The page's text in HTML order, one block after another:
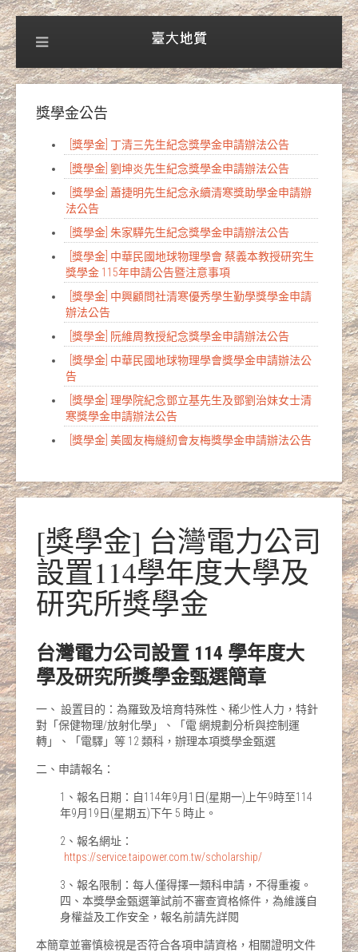
獎學金公告
[獎學金] 丁清三先生紀念獎學金申請辦法公告
[獎學金] 劉坤炎先生紀念獎學金申請辦法公告
[獎學金] 蕭捷明先生紀念永續清寒獎助學金申請辦
法公告
[獎學金] 朱家驊先生紀念獎學金申請辦法公告
[獎學金] 中華民國地球物理學會 蔡義本教授研究生
獎學金 115年申請公告暨注意事項
[獎學金] 中興顧問社清寒優秀學生勤學獎學金申請
辦法公告
[獎學金] 阮維周教授紀念獎學金申請辦法公告
[獎學金] 中華民國地球物理學會獎學金申請辦法公
告
[獎學金] 理學院紀念鄧立基先生及鄧劉治妹女士清
寒獎學金申請辦法公告
[獎學金] 美國友梅縫紉會友梅獎學金申請辦法公告
[獎學金] 台灣電力公司
設置114學年度大學及
研究所獎學金
台灣電力公司設置 114 學年度大
學及研究所獎學金甄選簡章
一、 設置目的：為羅致及培育特殊性、稀少性人力，特針
對「保健物理/放射化學」、「電 網規劃分析與控制運
轉」、「電驛」等 12 類科，辦理本項獎學金甄選
二、申請報名：
1、報名日期：自114年9月1日(星期一)上午9時至114
年9月19日(星期五)下午 5 時止。
2、報名網址：
https://service.taipower.com.tw/scholarship/
3、報名限制：每人僅得擇一類科申請，不得重複。
四、本獎學金甄選筆試前不審查資格條件，為維護自
身權益及工作安全，報名前請先詳閱
本簡章並審慎檢視是否符合各項申請資格，相關證明文件